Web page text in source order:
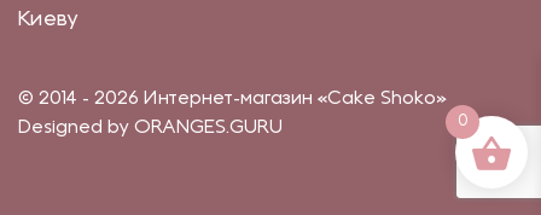
Киеву
© 2014 - 2026 Интернет-магазин «Cake Shoko»
Designed by ORANGES.GURU
0